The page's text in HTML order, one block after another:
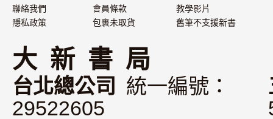
聯絡我們
隱私政策
會員條款
包裹未取貨
教學影片
舊筆不支援新書
大 新 書 局
台北總公司
統一編號：
29522605